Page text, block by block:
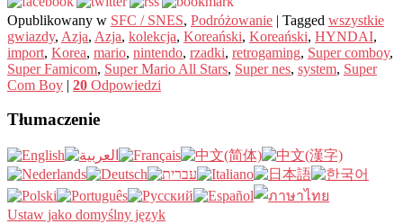
Opublikowany w SFC / SNES, Podróżowanie | Tagged wszystkie
gwiazdy, Azja, Azja, kolekcja, Koreański, Koreański, HYNDAI,
import, Korea, mario, nintendo, rzadki, retrogaming, Super comboy,
Super Famicom, Super Mario All Stars, Super nes, system, Super
Com Boy | 20 Odpowiedzi
Tłumaczenie
Ustaw jako domyślny język